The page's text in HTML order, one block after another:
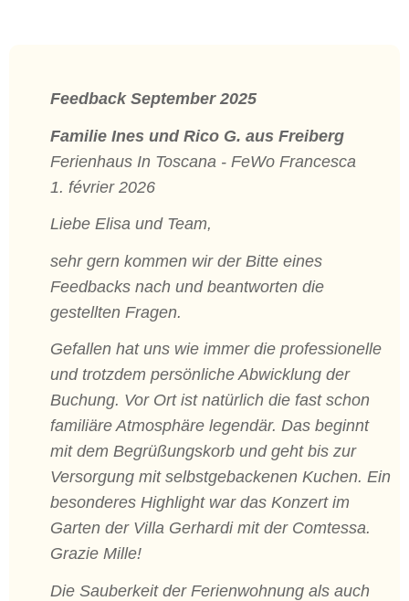
Feedback September 2025
Familie Ines und Rico G. aus Freiberg
Ferienhaus In Toscana - FeWo Francesca
1. février 2026
Liebe Elisa und Team,
sehr gern kommen wir der Bitte eines
Feedbacks nach und beantworten die
gestellten Fragen.
Gefallen hat uns wie immer die professionelle
und trotzdem persönliche Abwicklung der
Buchung. Vor Ort ist natürlich die fast schon
familiäre Atmosphäre legendär. Das beginnt
mit dem Begrüßungskorb und geht bis zur
Versorgung mit selbstgebackenen Kuchen. Ein
besonderes Highlight war das Konzert im
Garten der Villa Gerhardi mit der Comtessa.
Grazie Mille!
Die Sauberkeit der Ferienwohnung als auch